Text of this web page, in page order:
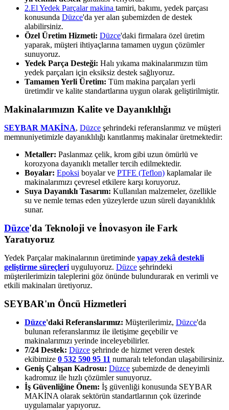
2.El Yedek Parçalar makina tamiri, bakımı, yedek parçası
konusunda Düzce'da yer alan şubemizden de destek
alabilirsiniz.
Özel Üretim Hizmeti: Düzce'daki firmalara özel üretim
yaparak, müşteri ihtiyaçlarına tamamen uygun çözümler
sunuyoruz.
Yedek Parça Desteği: Halı yıkama makinalarımızın tüm
yedek parçaları için eksiksiz destek sağlıyoruz.
Tamamen Yerli Üretim: Tüm makina parçaları yerli
üretimdir ve kalite standartlarına uygun olarak geliştirilmiştir.
Makinalarımızın Kalite ve Dayanıklılığı
SEYBAR MAKİNA, Düzce şehrindeki referanslarımız ve müşteri
memnuniyetimizle dayanıklılığı kanıtlanmış makinalar üretmektedir:
Metaller: Paslanmaz çelik, krom gibi uzun ömürlü ve
korozyona dayanıklı metaller tercih edilmektedir.
Boyalar: Epoksi boyalar ve PTFE (Teflon) kaplamalar ile
makinalarımızı çevresel etkilere karşı koruyoruz.
Suya Dayanıklı Tasarım: Kullanılan malzemeler, özellikle
su ve nemle temas eden yüzeylerde uzun süreli dayanıklılık
sunar.
Düzce'da Teknoloji ve İnovasyon ile Fark
Yaratıyoruz
Yedek Parçalar makinalarının üretiminde yapay zekâ destekli
geliştirme süreçleri uyguluyoruz. Düzce şehrindeki
müşterilerimizin taleplerini göz önünde bulundurarak en verimli ve
etkili makinaları üretiyoruz.
SEYBAR'ın Öncü Hizmetleri
Düzce'daki Referanslarımız: Müşterilerimiz, Düzce'da
bulunan referanslarımız ile iletişime geçebilir ve
makinalarımızı yerinde inceleyebilirler.
7/24 Destek: Düzce şehrinde de hizmet veren destek
ekibimize 0 532 590 95 11 numaralı telefondan ulaşabilirsiniz.
Geniş Çalışan Kadrosu: Düzce şubemizde de deneyimli
kadromuz ile hızlı çözümler sunuyoruz.
İş Güvenliğine Önem: İş güvenliği konusunda SEYBAR
MAKİNA olarak sektörün standartlarının çok üzerinde
uygulamalar yapıyoruz.